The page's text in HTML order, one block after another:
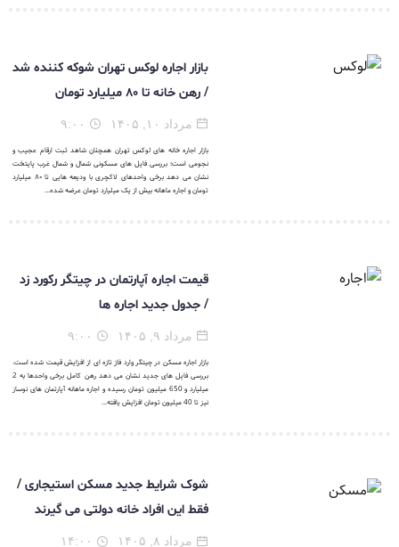
بازار اجاره لوکس تهران شوکه کننده شد
/ رهن خانه تا ۸۰ میلیارد تومان
مرداد ۱۰, ۱۴۰۵
بازار اجاره خانه های لوکس تهران همچنان شاهد ثبت ارقام عجیب و
نجومی است؛ بررسی فایل های مسکونی شمال و شمال غرب پایتخت
نشان می دهد برخی واحدهای لاکچری با ودیعه هایی تا ۸۰ میلیارد
تومان و اجاره ماهانه بیش از یک میلیارد تومان عرضه شده...
قیمت اجاره آپارتمان در چیتگر رکورد زد
/ جدول جدید اجاره ها
مرداد ۹, ۱۴۰۵
بازار اجاره مسکن در چیتگر وارد فاز تازه ای از افزایش قیمت شده است.
بررسی فایل های جدید نشان می دهد رهن کامل برخی واحدها به 2
میلیارد و 650 میلیون تومان رسیده و اجاره ماهانه آپارتمان های نوساز
نیز تا 40 میلیون تومان افزایش یافته...
شوک شرایط جدید مسکن استیجاری /
فقط این افراد خانه دولتی می گیرند
مرداد ۸, ۱۴۰۵